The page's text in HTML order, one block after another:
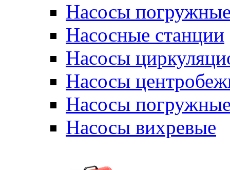
Насосы
Насосные станции
Насосы
Насосы
Насосы
Насосы вихревые